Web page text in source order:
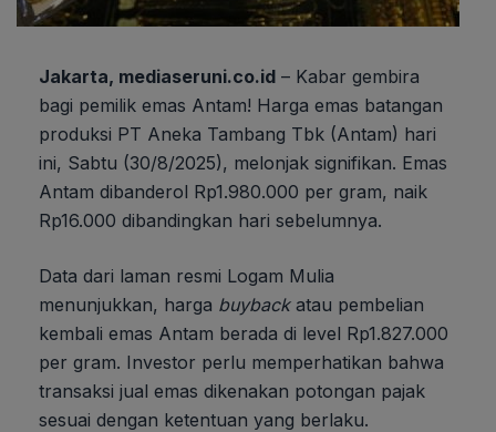
Jakarta, mediaseruni.co.id – Kabar gembira
bagi pemilik emas Antam! Harga emas batangan
produksi PT Aneka Tambang Tbk (Antam) hari
ini, Sabtu (30/8/2025), melonjak signifikan. Emas
Antam dibanderol Rp1.980.000 per gram, naik
Rp16.000 dibandingkan hari sebelumnya.
Data dari laman resmi Logam Mulia
menunjukkan, harga buybackatau pembelian
kembali emas Antam berada di level Rp1.827.000
per gram. Investor perlu memperhatikan bahwa
transaksi jual emas dikenakan potongan pajak
sesuai dengan ketentuan yang berlaku.